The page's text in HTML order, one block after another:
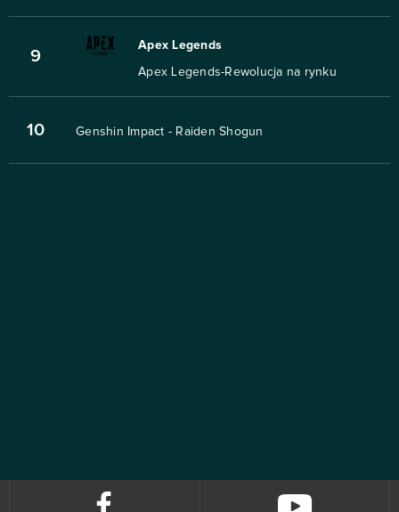
9
Apex Legends
Apex Legends-Rewolucja na rynku
10 Genshin Impact - Raiden Shogun